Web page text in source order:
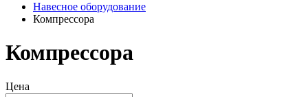
Навесное оборудование
Компрессора
Компрессора
Цена